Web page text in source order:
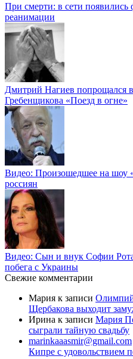
При смерти: в сети
реанимации
Дмитрий Нагиев попрощался
Гребенщикова «Поезд в огне»
Видео: Произошедшее на шоу
россиян
Видео: Сын и внук Софии
побега с Украины
Свежие комментарии
Мария к записи
Щербакова выходит
Ирина к записи Мария
сыграли тайную свадьбу
marinkaaasmir@gmail.com
Кипре с удовольствием